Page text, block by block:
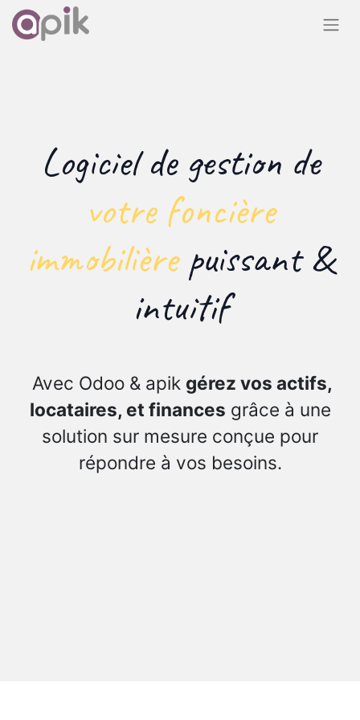
Logiciel de gestion de
votre foncière
immobilièrepuissant &
intuitif
Avec Odoo & apik gérez vos actifs,
locataires, et finances grâce à une
solution sur mesure conçue pour
répondre à vos besoins.